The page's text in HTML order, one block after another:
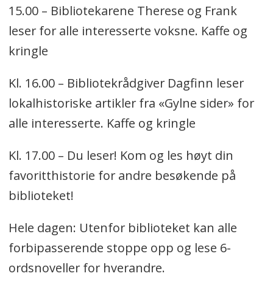
15.00 – Bibliotekarene Therese og Frank
leser for alle interesserte voksne. Kaffe og
kringle
Kl. 16.00 – Bibliotekrådgiver Dagfinn leser
lokalhistoriske artikler fra «Gylne sider» for
alle interesserte. Kaffe og kringle
Kl. 17.00 – Du leser! Kom og les høyt din
favoritthistorie for andre besøkende på
biblioteket!
Hele dagen: Utenfor biblioteket kan alle
forbipasserende stoppe opp og lese 6-
ordsnoveller for hverandre.